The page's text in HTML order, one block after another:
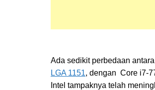
Ada sedikit perbedaan
LGA 1151, dengan Core i7-
Intel tampaknya telah